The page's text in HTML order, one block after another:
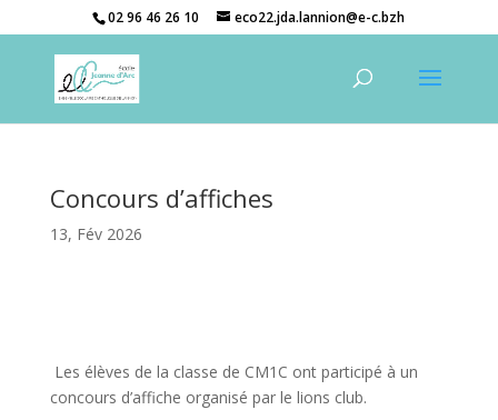
02 96 46 26 10 eco22.jda.lannion@e-c.bzh
Concours d’affiches
13, Fév 2026
Les élèves de la classe de CM1C ont participé à un
concours d’affiche organisé par le lions club.